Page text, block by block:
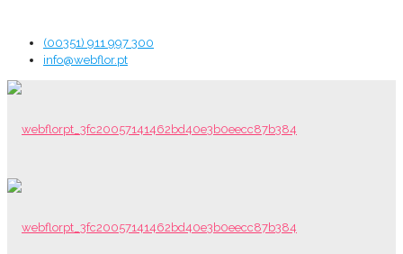
(00351) 911 997 300
info@webflor.pt